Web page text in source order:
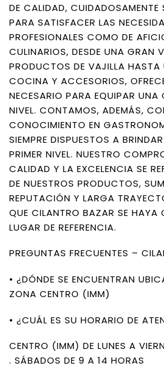
DE CALIDAD, CUIDADOSAMENTE
PARA SATISFACER LAS
PROFESIONALES COMO DE
CULINARIOS, DESDE UNA GRAN
PRODUCTOS DE VAJILLA HASTA
COCINA Y ACCESORIOS,
NECESARIO PARA EQUIPAR
NIVEL. CONTAMOS, ADEMÁS,
CONOCIMIENTO EN
SIEMPRE DISPUESTOS A
PRIMER NIVEL. NUESTRO
CALIDAD Y LA EXCELENCIA SE
DE NUESTROS PRODUCTOS,
REPUTACIÓN Y LARGA
QUE CILANTRO BAZAR SE HAYA
LUGAR DE REFERENCIA.
PREGUNTAS FRECUENTES –
• ¿DÓNDE SE ENCUENTRAN
ZONA CENTRO (IMM)
• ¿CUÁL ES SU HORARIO DE
CENTRO (IMM) DE LUNES A
. SÁBADOS DE 9 A 14 HORAS